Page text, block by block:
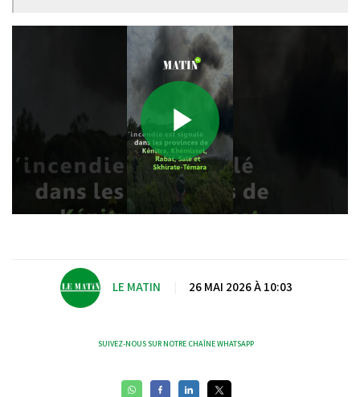
Play
LE MATIN 26 MAI 2026 À 10:03
SUIVEZ-NOUS SUR NOTRE CHAÎNE WHATSAPP